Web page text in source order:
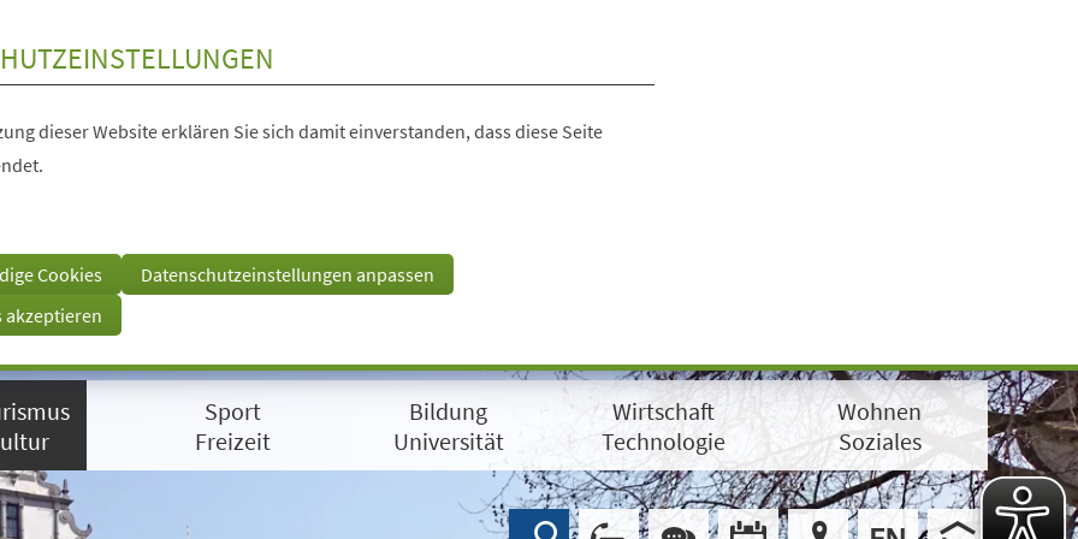
dieser Website erklären Sie sich damit einverstanden, dass diese Seite
Cookies
Datenschutzeinstellungen anpassen
akzeptieren
Sport
Freizeit
Bildung
Universität
Wirtschaft
Technologie
Wohnen
Soziales